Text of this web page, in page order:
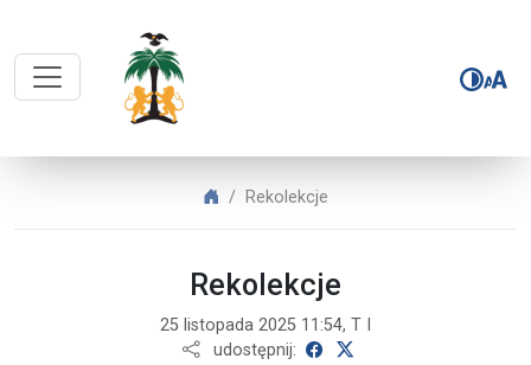
POWOŁANIA PAULINI
Rekolekcje
Rekolekcje
25 listopada 2025 11:54, T I
udostępnij:
udostępnij na Facebooku